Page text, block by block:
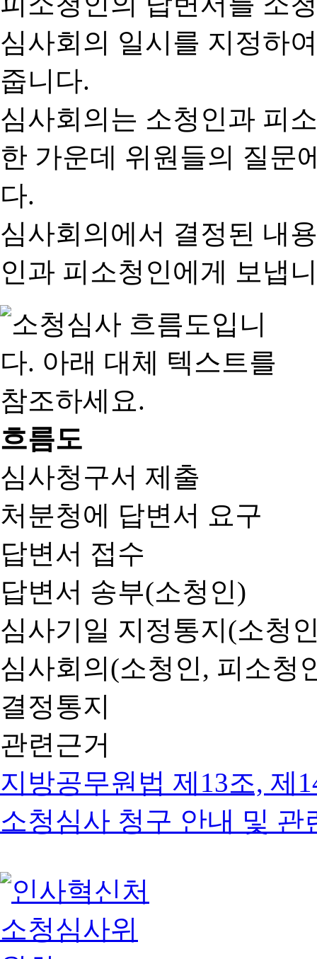
심사회의 일시를 지정하
줍니다.
심사회의는 소청인과 피
한 가운데 위원들의 질문
다.
심사회의에서 결정된 내
인과 피소청인에게 보냅
흐름도
심사청구서 제출
처분청에 답변서 요구
답변서 접수
답변서 송부(소청인)
심사기일 지정통지(소청
심사회의(소청인, 피소청
결정통지
관련근거
지방공무원법 제13조, 제
소청심사 청구 안내 및 관